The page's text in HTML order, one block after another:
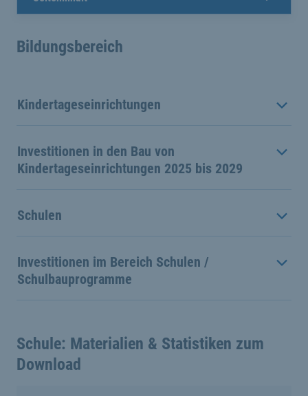
Bildungsbereich
Kindertageseinrichtungen
Investitionen in den Bau von
Kindertageseinrichtungen 2025 bis 2029
Schulen
Investitionen im Bereich Schulen /
Schulbauprogramme
Schule: Materialien & Statistiken zum
Download